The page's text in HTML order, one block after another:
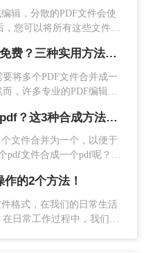
就完成了。
这种方法的功能可能相
来说已经足够。
需要合并的PDF文件所在
辑，分散的PDF文件会使
您可以将所有这些文件整
PDF合成一个吧~
如何把几个pdf合成一个pdf免费？三种实用方法分享！
将多个PDF文件合并成一
，许多专业的PDF编辑软
们实现PDF文件的合并。
呢？下面将介绍三种实用
如何把4个pdf文件合成一个pdf？这3种合成方法请务必学会！
文件合并为一个，以便于
pdf文件合成一个pdf呢？本
的2个方法！
格式，在我们的日常生活
日常工作过程中，我们将